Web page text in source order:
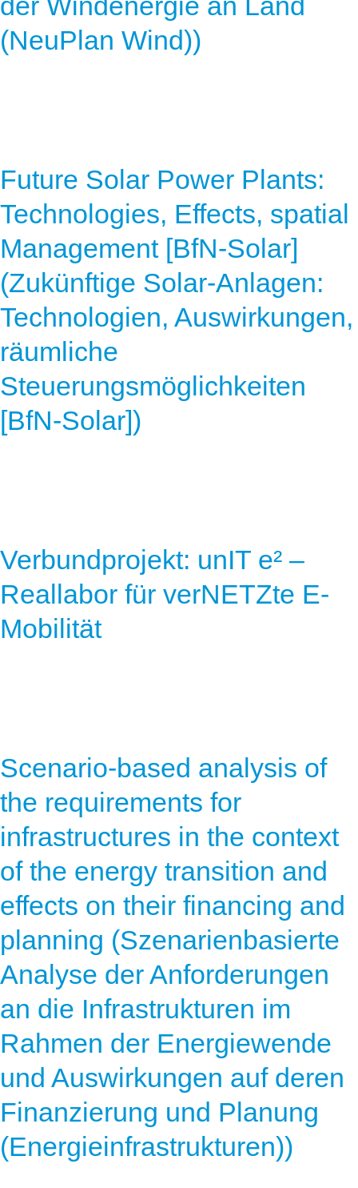
(NeuPlan Wind))
Future Solar Power Plants:
Technologies, Effects, spatial
Management [BfN-Solar]
(Zukünftige Solar-Anlagen:
Technologien, Auswirkungen,
räumliche
Steuerungsmöglichkeiten
[BfN-Solar])
Verbundprojekt: unIT e² –
Reallabor für verNETZte E-
Mobilität
Scenario-based analysis of
the requirements for
infrastructures in the context
of the energy transition and
effects on their financing and
planning (Szenarienbasierte
Analyse der Anforderungen
an die Infrastrukturen im
Rahmen der Energiewende
und Auswirkungen auf deren
Finanzierung und Planung
(Energieinfrastrukturen))